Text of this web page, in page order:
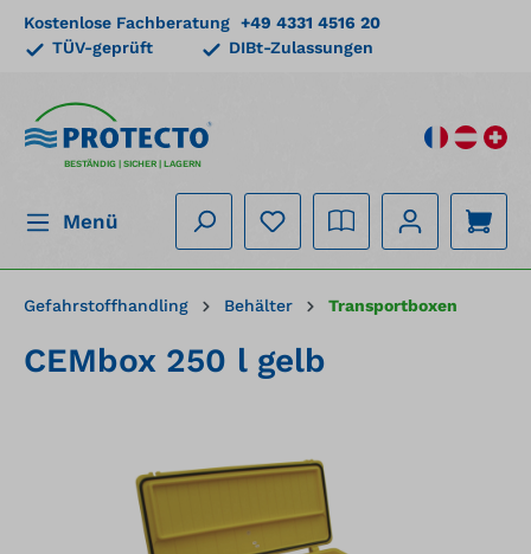
springen
Kostenlose Fachberatung +49 4331 4516 20
TÜV-geprüft
DIBt-Zulassungen
BESTÄNDIG | SICHER | LAGERN
Menü
Gefahrstoffhandling Behälter Transportboxen
CEMbox 250 l gelb
Bildergalerie überspringen